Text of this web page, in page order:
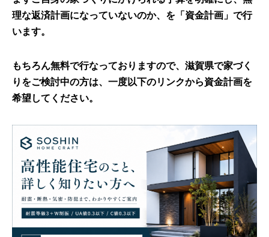
理な返済計画になっていないのか、を「資金計画」で行
います。
もちろん無料で行なっておりますので、滋賀県で家づく
りをご検討中の方は、一度以下のリンクから資金計画を
希望してください。